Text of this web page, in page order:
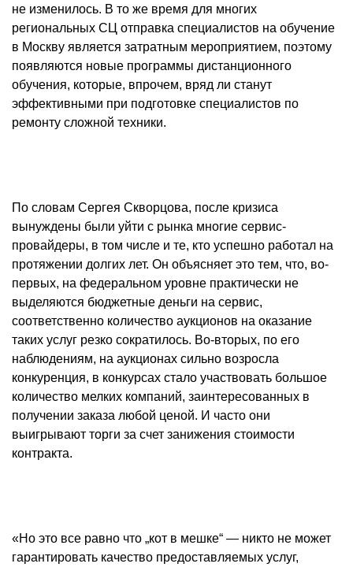
не изменилось. В то же время для многих
региональных СЦ отправка специалистов на обучение
в Москву является затратным мероприятием, поэтому
появляются новые программы дистанционного
обучения, которые, впрочем, вряд ли станут
эффективными при подготовке специалистов по
ремонту сложной техники.
По словам Сергея Скворцова, после кризиса
вынуждены были уйти с рынка многие сервис-
провайдеры, в том числе и те, кто успешно работал на
протяжении долгих лет. Он объясняет это тем, что, во-
первых, на федеральном уровне практически не
выделяются бюджетные деньги на сервис,
соответственно количество аукционов на оказание
таких услуг резко сократилось. Во-вторых, по его
наблюдениям, на аукционах сильно возросла
конкуренция, в конкурсах стало участвовать большое
количество мелких компаний, заинтересованных в
получении заказа любой ценой. И часто они
выигрывают торги за счет занижения стоимости
контракта.
«Но это все равно что „кот в мешке“ — никто не может
гарантировать качество предоставляемых услуг,